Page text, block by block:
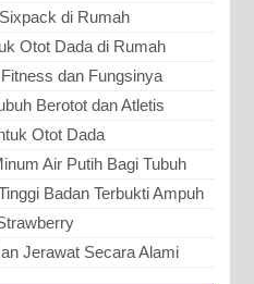
di Rumah
Otot Dada di Rumah
dan Fungsinya
Berotot dan Atletis
Otot Dada
Air Putih Bagi Tubuh
Badan Terbukti Ampuh
Jerawat Secara Alami